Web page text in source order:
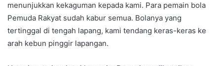
menunjukkan kekaguman kepada kami. Para pemain bola
Pemuda Rakyat sudah kabur semua. Bolanya yang
tertinggal di tengah lapang, kami tendang keras-keras ke
arah kebun pinggir lapangan.